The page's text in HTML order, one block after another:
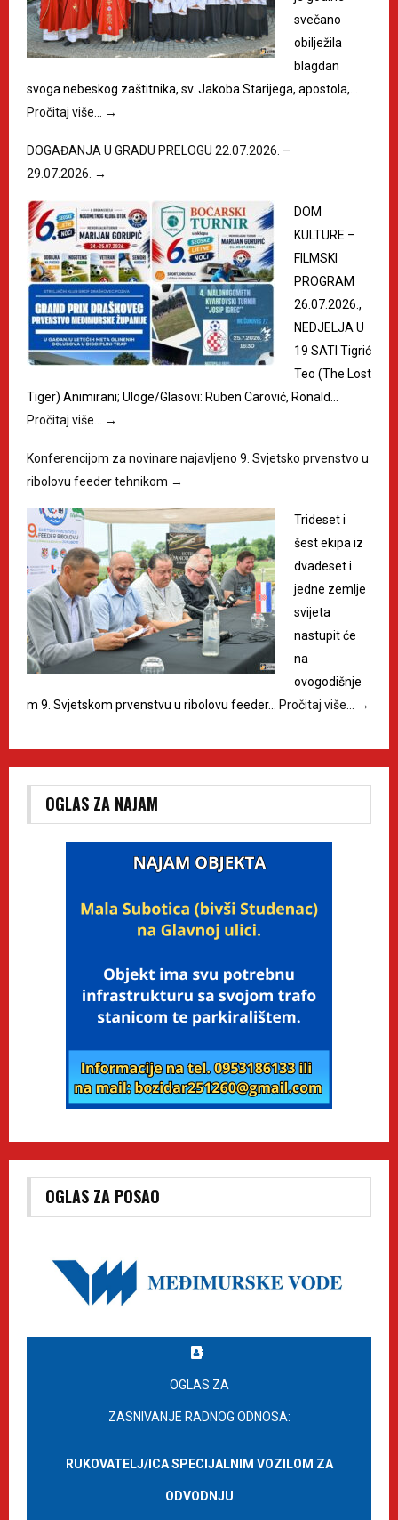
svečano
obilježila
blagdan
svoga nebeskog zaštitnika, sv. Jakoba Starijega, apostola,…
Pročitaj više…
→
DOGAĐANJA U GRADU PRELOGU 22.07.2026. –
29.07.2026. →
DOM
KULTURE –
FILMSKI
PROGRAM
26.07.2026.,
NEDJELJA U
19 SATI Tigrić
Teo (The Lost
Tiger) Animirani; Uloge/Glasovi: Ruben Carović, Ronald…
Pročitaj više…
→
Konferencijom za novinare najavljeno 9. Svjetsko prvenstvo u
ribolovu feeder tehnikom →
Trideset i
šest ekipa iz
dvadeset i
jedne zemlje
svijeta
nastupit će
na
ovogodišnje
m 9. Svjetskom prvenstvu u ribolovu feeder…
Pročitaj više… →
OGLAS ZA NAJAM
OGLAS ZA POSAO
OGLAS ZA
ZASNIVANJE RADNOG ODNOSA:
RUKOVATELJ/ICA SPECIJALNIM VOZILOM ZA
ODVODNJU